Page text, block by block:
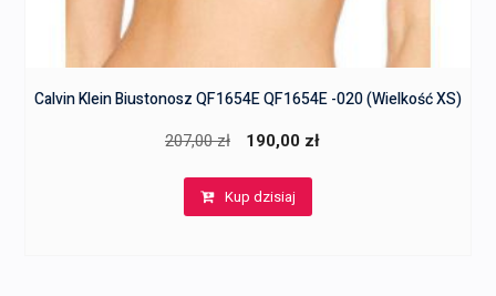
Calvin Klein Biustonosz QF1654E QF1654E -020 (Wielkość XS)
207,00zł
Pierwotna
wynosiła:
190,00 zł
Kup dzisiaj